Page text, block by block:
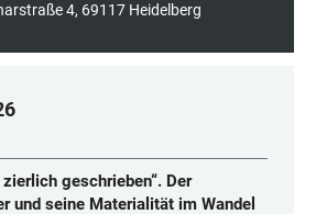
4, 69117 Heidelberg
geschrieben“. Der
und seine Materialität im Wandel